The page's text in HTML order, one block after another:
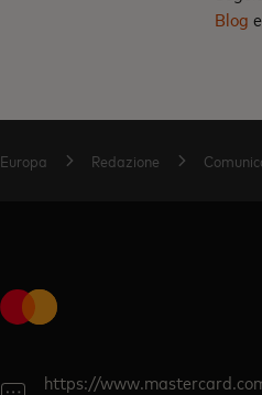
Blog e
Europa Redazione
https://